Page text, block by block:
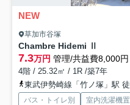
NEW
草加市谷塚
Chambre Hidemi Ⅱ
7.3万円 管理/共益費8,000円
4階 / 25.32㎡ / 1R /築7年
東武伊勢崎線「竹ノ塚」駅
バス・トイレ別 室内洗濯機